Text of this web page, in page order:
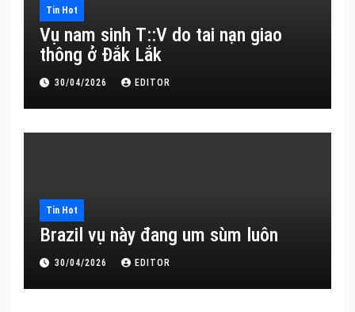
Tin Hot
Vụ nam sinh T::V do tai nạn giao
thông ở Đắk Lắk
30/04/2026 EDITOR
Tin Hot
Brazil vụ này đang um sùm luôn
30/04/2026 EDITOR